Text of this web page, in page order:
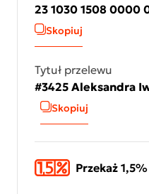
23 1030 1508 0000
Skopiuj
Tytuł przelewu
#3425 Aleksandra
Skopiuj
Przekaż